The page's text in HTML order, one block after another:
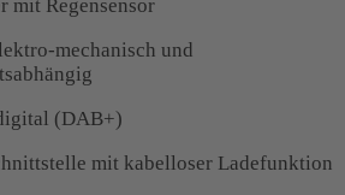
mit Regensensor
mechanisch und
(DAB+)
mit kabelloser Ladefunktion